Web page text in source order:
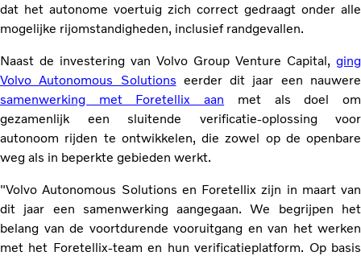
dat het autonome voertuig zich correct gedraagt onder alle
mogelijke rijomstandigheden, inclusief randgevallen.
Naast de investering van Volvo Group Venture Capital, ging
Volvo Autonomous Solutions eerder dit jaar een nauwere
samenwerking met Foretellix aan met als doel om
gezamenlijk een sluitende verificatie-oplossing voor
autonoom rijden te ontwikkelen, die zowel op de openbare
weg als in beperkte gebieden werkt.
"Volvo Autonomous Solutions en Foretellix zijn in maart van
dit jaar een samenwerking aangegaan. We begrijpen het
belang van de voortdurende vooruitgang en van het werken
met het Foretellix-team en hun verificatieplatform. Op basis